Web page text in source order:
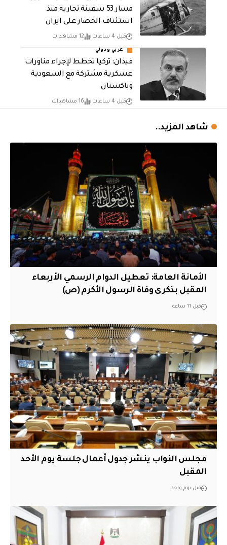
مسار 53 سفينة تجارية منذ
استئناف الحصار على ايران
قبل 4 ساعات 12 مشاهدات
عربي ودولي
فيدان: تركيا تخطط لإجراء مناورات
عسكرية مشتركة مع السعودية
وباكستان
قبل 4 ساعات 16 مشاهدات
شاهد المزيد..
الأمانة العامة: تعطيل الدوام الرسمي الأربعاء
المقبل بذكرى وفاة الرسول الأكرم (ص)
قبل 11 ساعة
مجلس النواب ينشر جدول أعمال جلسة يوم الأحد
المقبل
قبل يوم واحد